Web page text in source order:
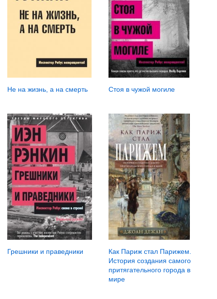
Не на жизнь, а на смерть Стоя в чужой могиле
Грешники и праведники
Как Париж стал Парижем.
История создания самого
притягательного города в
мире